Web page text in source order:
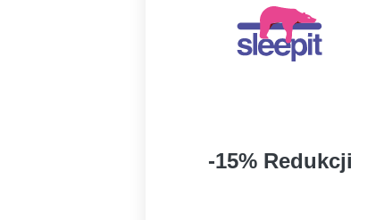
-15% Redukcji